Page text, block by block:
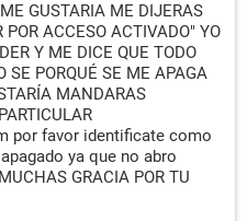
GUSTARIA ME DIJERAS
ACCESO ACTIVADO" YO
Y ME DICE QUE TODO
SE PORQUÉ SE ME APAGA
MANDARAS
por favor identificate como
ya que no abro
GRACIA POR TU